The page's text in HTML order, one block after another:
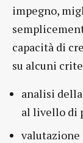
impegno,
capacità di
su alcuni
analisi
al livello di
valutazione